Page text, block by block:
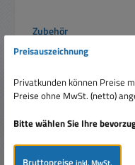
Produktgalerie
Zubehör
%Rabatt
Preisauszeichnung
Privatkunden können Preise
Preise ohne MwSt. (netto)
Bitte wählen Sie Ihre